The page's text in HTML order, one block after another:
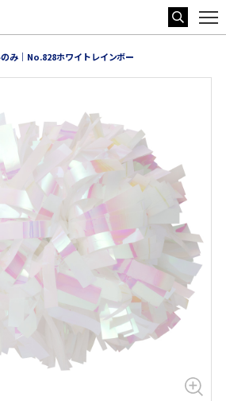
み｜No.828ホワイトレインボー